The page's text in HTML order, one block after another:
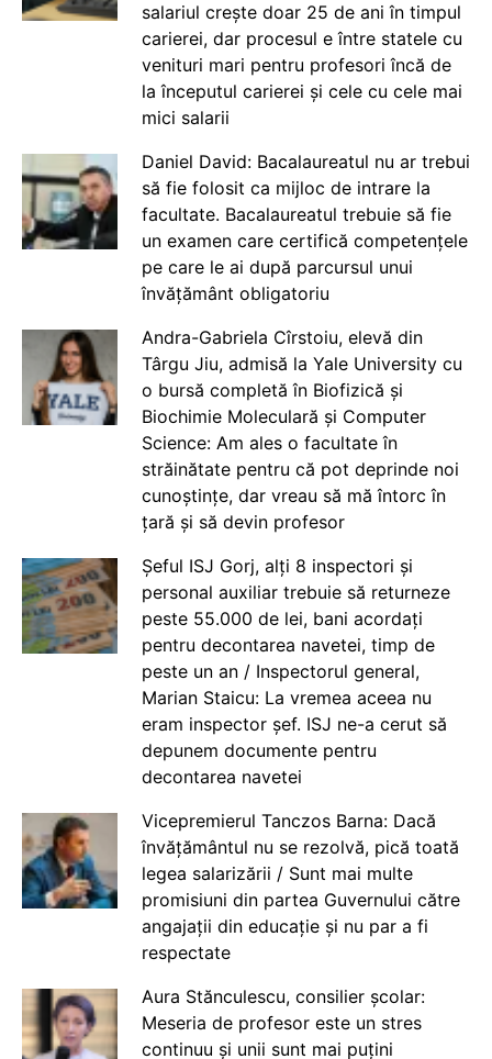
salariul crește doar 25 de ani în timpul
carierei, dar procesul e între statele cu
venituri mari pentru profesori încă de
la începutul carierei și cele cu cele mai
mici salarii
Daniel David: Bacalaureatul nu ar trebui
să fie folosit ca mijloc de intrare la
facultate. Bacalaureatul trebuie să fie
un examen care certifică competențele
pe care le ai după parcursul unui
învățământ obligatoriu
Andra-Gabriela Cîrstoiu, elevă din
Târgu Jiu, admisă la Yale University cu
o bursă completă în Biofizică și
Biochimie Moleculară și Computer
Science: Am ales o facultate în
străinătate pentru că pot deprinde noi
cunoștințe, dar vreau să mă întorc în
țară și să devin profesor
Șeful ISJ Gorj, alți 8 inspectori și
personal auxiliar trebuie să returneze
peste 55.000 de lei, bani acordați
pentru decontarea navetei, timp de
peste un an / Inspectorul general,
Marian Staicu: La vremea aceea nu
eram inspector șef. ISJ ne-a cerut să
depunem documente pentru
decontarea navetei
Vicepremierul Tanczos Barna: Dacă
învățământul nu se rezolvă, pică toată
legea salarizării / Sunt mai multe
promisiuni din partea Guvernului către
angajații din educație și nu par a fi
respectate
Aura Stănculescu, consilier școlar:
Meseria de profesor este un stres
continuu și unii sunt mai puțini